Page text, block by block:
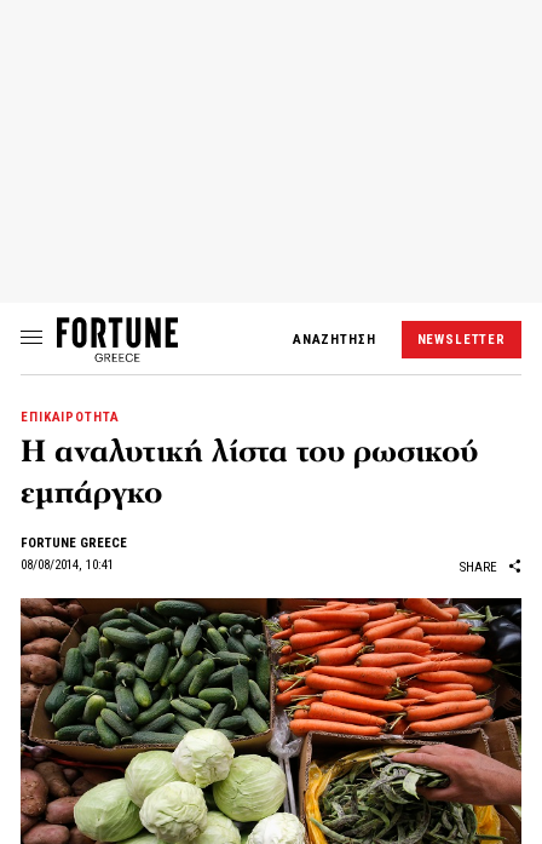
ΑΝΑΖΗΤΗΣΗ NEWSLETTER
ΕΠΙΚΑΙΡΟΤΗΤΑ
Η αναλυτική λίστα του ρωσικού
εμπάργκο
FORTUNE GREECE
08/08/2014, 10:41
SHARE